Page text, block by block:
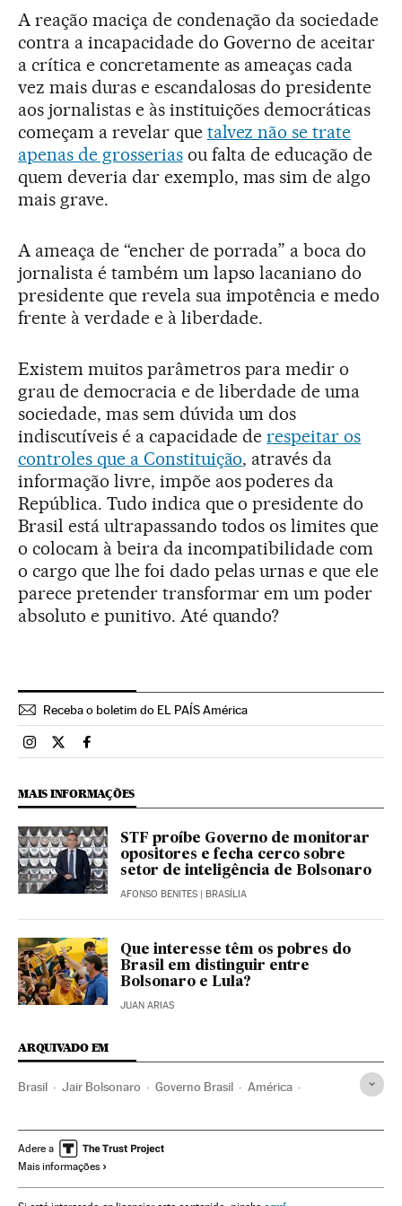
A reação maciça de condenação da sociedade
contra a incapacidade do Governo de aceitar
a crítica e concretamente as ameaças cada
vez mais duras e escandalosas do presidente
aos jornalistas e às instituições democráticas
começam a revelar que talvez não se trate
apenas de grosseriasou falta de educação de
quem deveria dar exemplo, mas sim de algo
mais grave.
A ameaça de “encher de porrada” a boca do
jornalista é também um lapso lacaniano do
presidente que revela sua impotência e medo
frente à verdade e à liberdade.
Existem muitos parâmetros para medir o
grau de democracia e de liberdade de uma
sociedade, mas sem dúvida um dos
indiscutíveis é a capacidade derespeitar os
controles que a Constituição, através da
informação livre, impõe aos poderes da
República. Tudo indica que o presidente do
Brasil está ultrapassando todos os limites que
o colocam à beira da incompatibilidade com
o cargo que lhe foi dado pelas urnas e que ele
parece pretender transformar em um poder
absoluto e punitivo. Até quando?
Receba o boletim do EL PAÍS América
Brasil El País Brasil en Instagram
Brasil El País Brasil en Twitter
Brasil El País Brasil en Facebook
MAIS INFORMAÇÕES
STF proíbe Governo de monitorar
opositores e fecha cerco sobre
setor de inteligência de Bolsonaro
AFONSO BENITES | BRASÍLIA
Que interesse têm os pobres do
Brasil em distinguir entre
Bolsonaro e Lula?
JUAN ARIAS
ARQUIVADO EM
Brasil Jair Bolsonaro Governo Brasil América
Juan Arias Violência Imprensa
Adere a
Mais informações